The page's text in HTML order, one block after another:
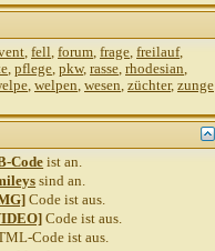
, fell, forum, frage, freilauf,
, pflege, pkw, rasse, rhodesian,
, welpen, wesen, züchter, zunge
Codeistan.
sindan.
Code istaus.
Code istaus.
Code istaus.